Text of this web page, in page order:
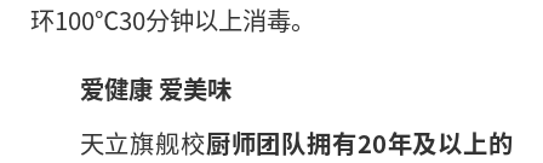
环100℃30分钟以上消毒。
爱健康爱美味
天立旗舰校厨师团队拥有20年及以上的